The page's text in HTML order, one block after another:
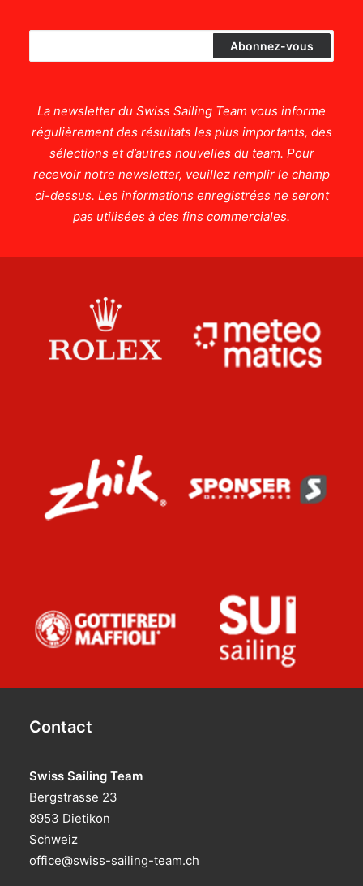
La newsletter du Swiss Sailing Team vous informe
régulièrement des résultats les plus importants, des
sélections et d’autres nouvelles du team. Pour
recevoir notre newsletter, veuillez remplir le champ
ci-dessus. Les informations enregistrées ne seront
pas utilisées à des fins commerciales.
Contact
Swiss Sailing Team
Bergstrasse 23
8953 Dietikon
Schweiz
office@swiss-sailing-team.ch